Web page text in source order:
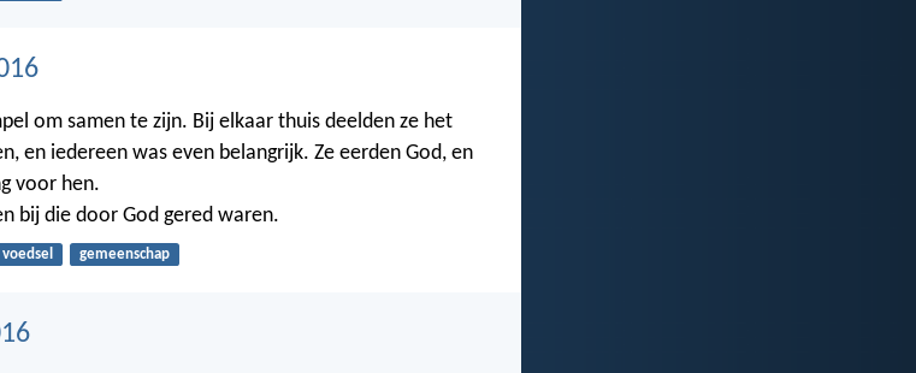
om samen te zijn. Bij elkaar thuis deelden ze het
en iedereen was even belangrijk. Ze eerden God, en
voor hen.
bij die door God gered waren.
voedsel gemeenschap